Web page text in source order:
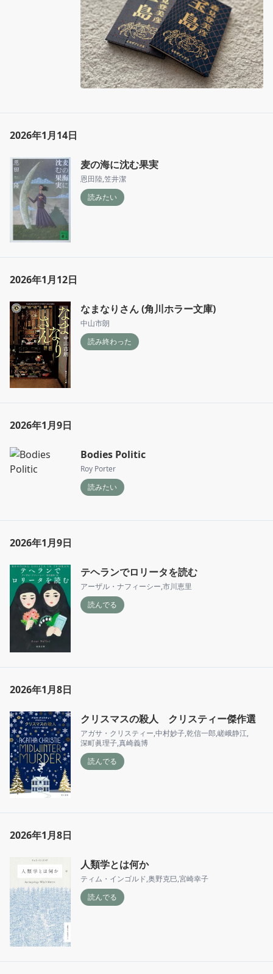
2026年1月14日
麦の海に沈む果実
恩田陸,笠井潔
読みたい
2026年1月12日
なまなりさん (角川ホラー文庫)
中山市朗
読み終わった
2026年1月9日
Bodies Politic
Roy Porter
読みたい
2026年1月9日
テヘランでロリータを読む
アーザル・ナフィーシー,市川恵里
読んでる
2026年1月8日
クリスマスの殺人 クリスティー傑作選
アガサ・クリスティー,中村妙子,乾信一郎,嵯峨静江,
深町眞理子,真崎義博
読んでる
2026年1月8日
人類学とは何か
ティム・インゴルド,奥野克巳,宮崎幸子
読んでる